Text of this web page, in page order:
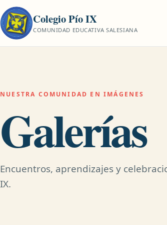
Colegio Pío IX
COMUNIDAD EDUCATIVA SALESIANA
NUESTRA COMUNIDAD EN IMÁGENES
Galerías
Encuentros, aprendizajes y
IX.